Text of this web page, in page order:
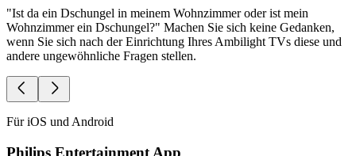
"Ist da ein Dschungel in meinem Wohnzimmer oder ist mein
Wohnzimmer ein Dschungel?" Machen Sie sich keine Gedanken,
wenn Sie sich nach der Einrichtung Ihres Ambilight TVs diese und
andere ungewöhnliche Fragen stellen.
Für iOS und Android
Philips Entertainment App